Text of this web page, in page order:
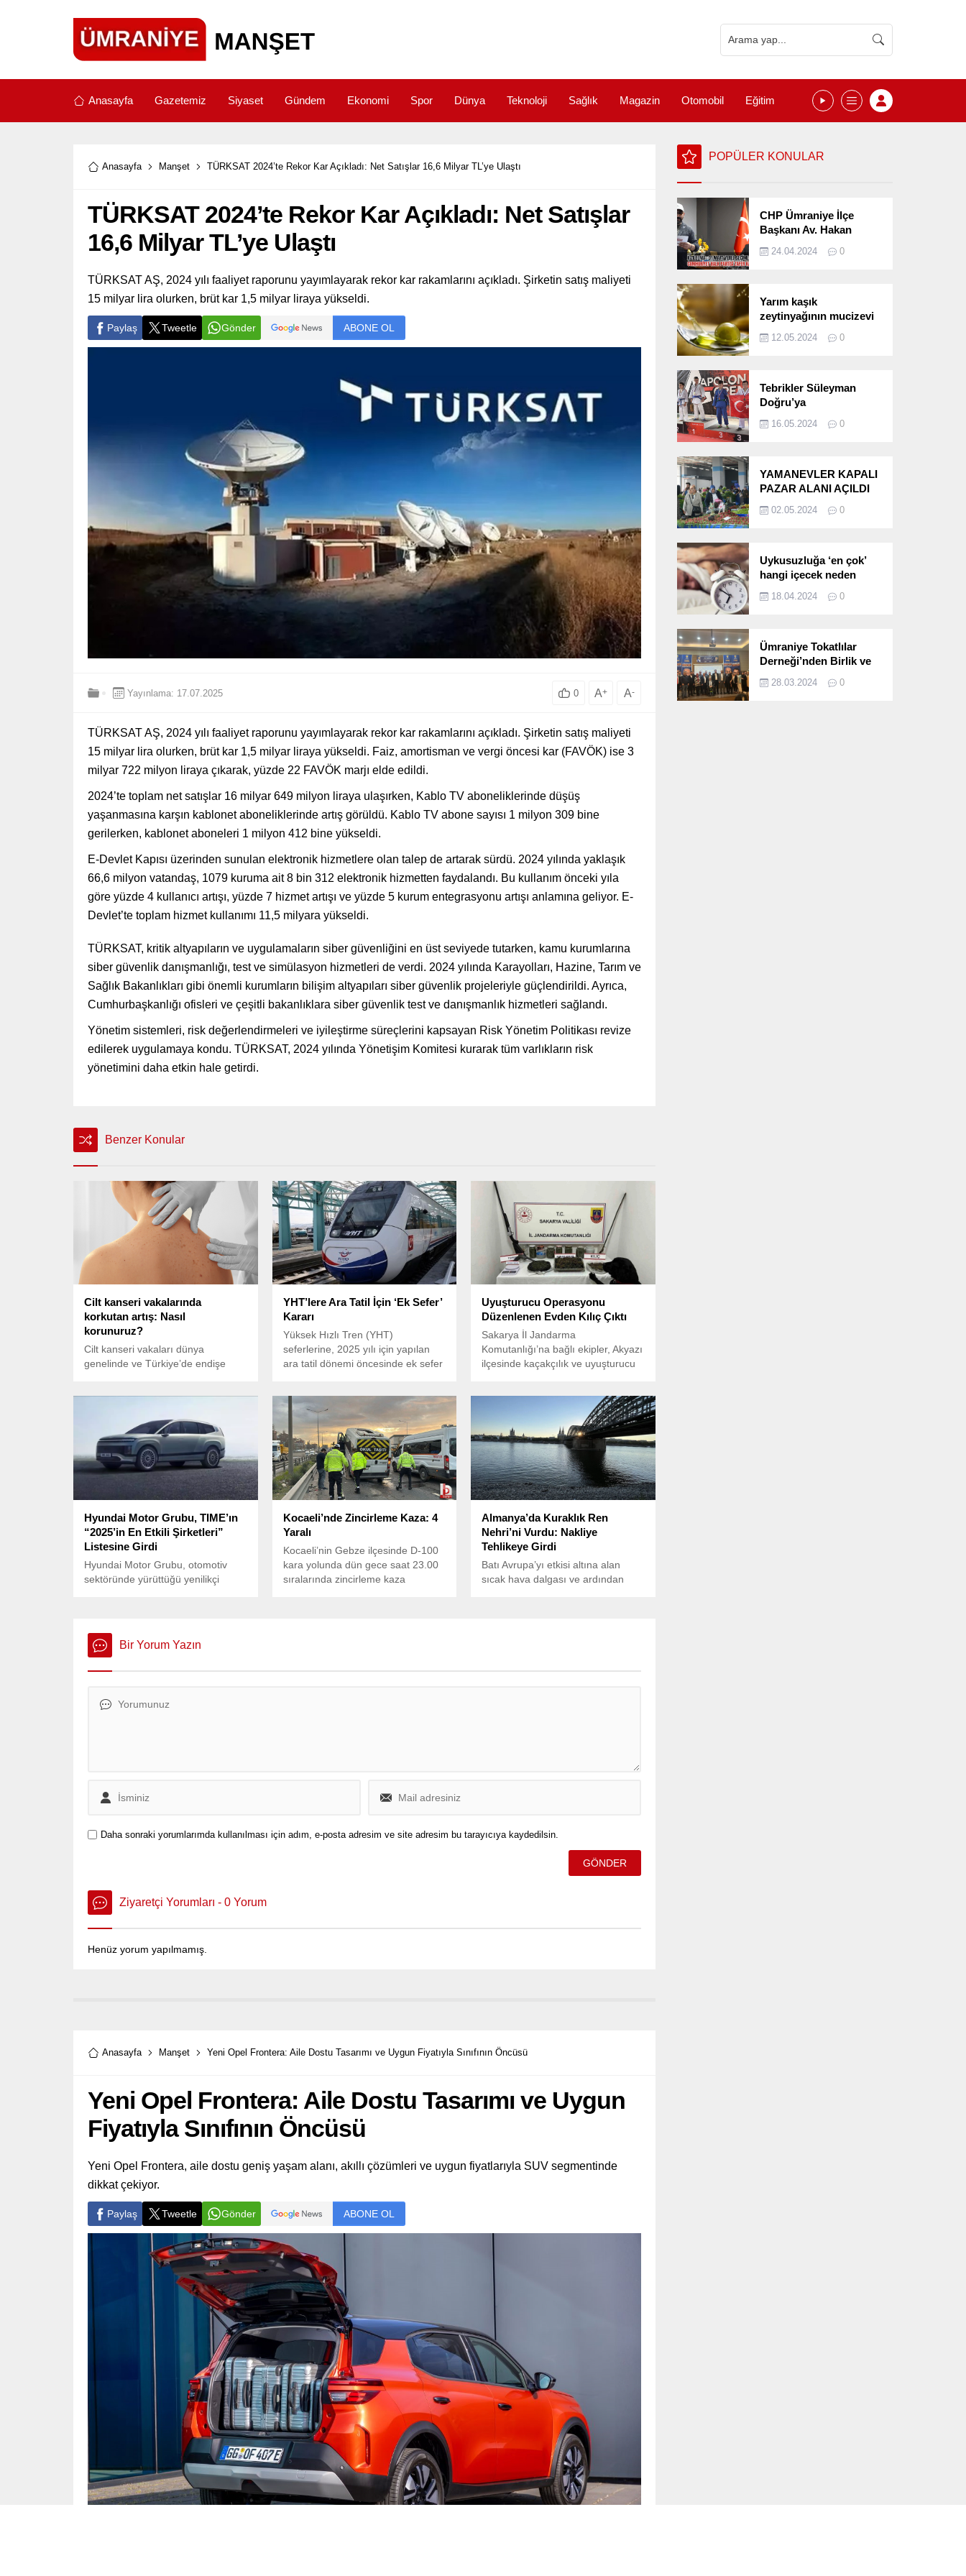
Anasayfa Gazetemiz Siyaset Gündem Ekonomi Spor Dünya Teknoloji Sağlık Magazin Otomobil Eğitim
Anasayfa Manşet TÜRKSAT 2024’te Rekor Kar Açıkladı: Net Satışlar 16,6 Milyar TL’ye Ulaştı
TÜRKSAT 2024’te Rekor Kar Açıkladı: Net Satışlar
16,6 Milyar TL’ye Ulaştı
TÜRKSAT AŞ, 2024 yılı faaliyet raporunu yayımlayarak rekor kar rakamlarını açıkladı. Şirketin satış maliyeti
15 milyar lira olurken, brüt kar 1,5 milyar liraya yükseldi.
Paylaş Tweetle Gönder ABONE OL
Yayınlama: 17.07.2025 0 A+ A-
TÜRKSAT AŞ, 2024 yılı faaliyet raporunu yayımlayarak rekor kar rakamlarını açıkladı. Şirketin satış maliyeti
15 milyar lira olurken, brüt kar 1,5 milyar liraya yükseldi. Faiz, amortisman ve vergi öncesi kar (FAVÖK) ise 3
milyar 722 milyon liraya çıkarak, yüzde 22 FAVÖK marjı elde edildi.
2024’te toplam net satışlar 16 milyar 649 milyon liraya ulaşırken, Kablo TV aboneliklerinde düşüş
yaşanmasına karşın kablonet aboneliklerinde artış görüldü. Kablo TV abone sayısı 1 milyon 309 bine
gerilerken, kablonet aboneleri 1 milyon 412 bine yükseldi.
E-Devlet Kapısı üzerinden sunulan elektronik hizmetlere olan talep de artarak sürdü. 2024 yılında yaklaşık
66,6 milyon vatandaş, 1079 kuruma ait 8 bin 312 elektronik hizmetten faydalandı. Bu kullanım önceki yıla
göre yüzde 4 kullanıcı artışı, yüzde 7 hizmet artışı ve yüzde 5 kurum entegrasyonu artışı anlamına geliyor. E-
Devlet’te toplam hizmet kullanımı 11,5 milyara yükseldi.
TÜRKSAT, kritik altyapıların ve uygulamaların siber güvenliğini en üst seviyede tutarken, kamu kurumlarına
siber güvenlik danışmanlığı, test ve simülasyon hizmetleri de verdi. 2024 yılında Karayolları, Hazine, Tarım ve
Sağlık Bakanlıkları gibi önemli kurumların bilişim altyapıları siber güvenlik projeleriyle güçlendirildi. Ayrıca,
Cumhurbaşkanlığı ofisleri ve çeşitli bakanlıklara siber güvenlik test ve danışmanlık hizmetleri sağlandı.
Yönetim sistemleri, risk değerlendirmeleri ve iyileştirme süreçlerini kapsayan Risk Yönetim Politikası revize
edilerek uygulamaya kondu. TÜRKSAT, 2024 yılında Yönetişim Komitesi kurarak tüm varlıkların risk
yönetimini daha etkin hale getirdi.
Benzer Konular
Cilt kanseri vakalarında
korkutan artış: Nasıl
korunuruz?
Cilt kanseri vakaları dünya
genelinde ve Türkiye’de endişe
faktörlerinden biri olduğuna dikkat
çekerek, alınabilecek önlemler
konusunda toplumun bilinçlenmesi
gerektiğini vurguluyor.
YHT’lere Ara Tatil İçin ‘Ek Sefer’
Kararı
Yüksek Hızlı Tren (YHT)
seferlerine, 2025 yılı için yapılan
ara tatil dönemi öncesinde ek sefer
Uyuşturucu Operasyonu
Düzenlenen Evden Kılıç Çıktı
Sakarya İl Jandarma
Komutanlığı’na bağlı ekipler, Akyazı
ilçesinde kaçakçılık ve uyuşturucu
Hyundai Motor Grubu, TIME’ın
“2025’in En Etkili Şirketleri”
Listesine Girdi
Hyundai Motor Grubu, otomotiv
sektöründe yürüttüğü yenilikçi
Şirketleri” listesinde yer aldı.
Kocaeli’nde Zincirleme Kaza: 4
Yaralı
Kocaeli’nin Gebze ilçesinde D-100
kara yolunda dün gece saat 23.00
sıralarında zincirleme kaza
Almanya’da Kuraklık Ren
Nehri’ni Vurdu: Nakliye
Tehlikeye Girdi
Batı Avrupa’yı etkisi altına alan
sıcak hava dalgası ve ardından
Bir Yorum Yazın
Daha sonraki yorumlarımda kullanılması için adım, e-posta adresim ve site adresim bu tarayıcıya kaydedilsin.
Ziyaretçi Yorumları - 0 Yorum
Henüz yorum yapılmamış.
Anasayfa Manşet Yeni Opel Frontera: Aile Dostu Tasarımı ve Uygun Fiyatıyla Sınıfının Öncüsü
Yeni Opel Frontera: Aile Dostu Tasarımı ve Uygun
Fiyatıyla Sınıfının Öncüsü
Yeni Opel Frontera, aile dostu geniş yaşam alanı, akıllı çözümleri ve uygun fiyatlarıyla SUV segmentinde
dikkat çekiyor.
Paylaş Tweetle Gönder ABONE OL
POPÜLER KONULAR
CHP Ümraniye İlçe
Başkanı Av. Hakan
Seçimlerini
24.04.2024 0
Yarım kaşık
zeytinyağının mucizevi
12.05.2024 0
Tebrikler Süleyman
Doğru’ya
16.05.2024 0
YAMANEVLER KAPALI
PAZAR ALANI AÇILDI
02.05.2024 0
Uykusuzluğa ‘en çok’
hangi içecek neden
18.04.2024 0
Ümraniye Tokatlılar
Derneği’nden Birlik ve
Programı
28.03.2024 0